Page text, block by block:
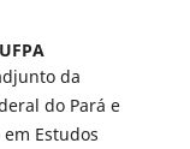
UFPA
da
do Pará e
Estudos